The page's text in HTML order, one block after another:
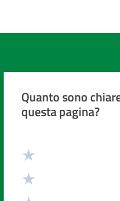
Quanto sono
questa pagina?